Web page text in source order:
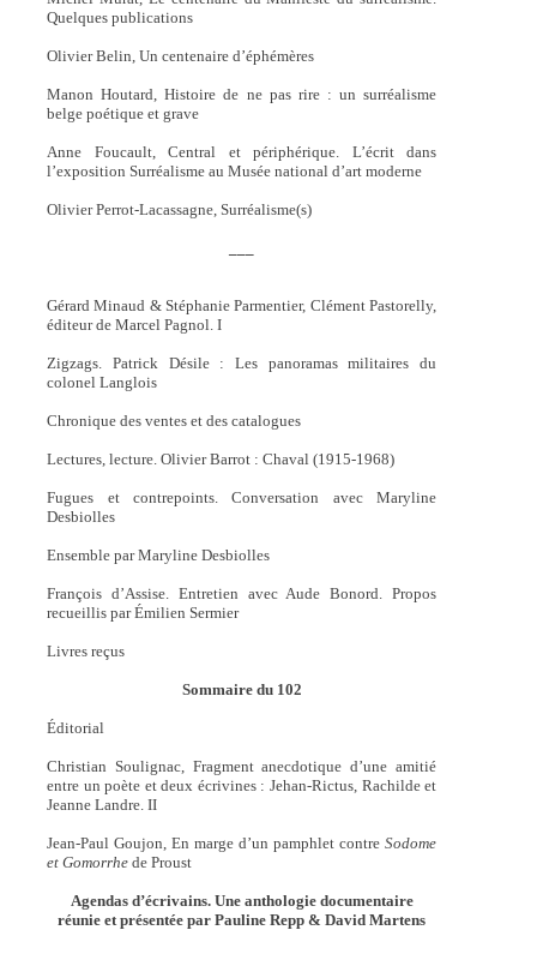
Quelques publications
Olivier Belin, Un centenaire d’éphémères
Manon Houtard, Histoire de ne pas rire : un surréalisme
belge poétique et grave
Anne Foucault, Central et périphérique. L’écrit dans
l’exposition Surréalisme au Musée national d’art moderne
Olivier Perrot-Lacassagne, Surréalisme(s)
Gérard Minaud & Stéphanie Parmentier, Clément Pastorelly,
éditeur de Marcel Pagnol. I
Zigzags. Patrick Désile : Les panoramas militaires du
colonel Langlois
Chronique des ventes et des catalogues
Lectures, lecture. Olivier Barrot : Chaval (1915-1968)
Fugues et contrepoints. Conversation avec Maryline
Desbiolles
Ensemble par Maryline Desbiolles
François d’Assise. Entretien avec Aude Bonord. Propos
recueillis par Émilien Sermier
Livres reçus
Sommaire du 102
Éditorial
Christian Soulignac, Fragment anecdotique d’une amitié
entre un poète et deux écrivines : Jehan-Rictus, Rachilde et
Jeanne Landre. II
Jean-Paul Goujon, En marge d’un pamphlet contreSodome
et Gomorrhe de Proust
Agendas d’écrivains. Une anthologie documentaire
réunie et présentée par Pauline Repp & David Martens